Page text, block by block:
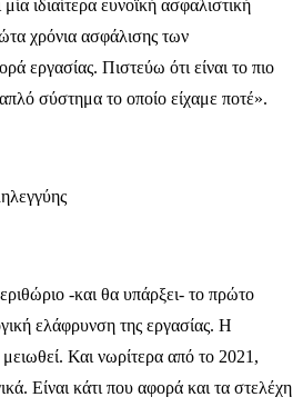
ιδιαίτερα ευνοϊκή ασφαλιστική
χρόνια ασφάλισης των
εργασίας. Πιστεύω ότι είναι το πιο
σύστημα το οποίο είχαμε ποτέ».
-και θα υπάρξει- το πρώτο
ελάφρυνση της εργασίας. Η
Και νωρίτερα από το 2021,
Είναι κάτι που αφορά και τα στελέχη